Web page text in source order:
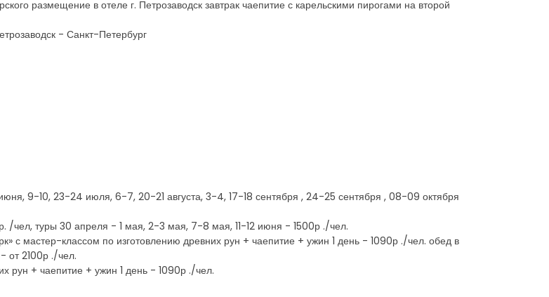
размещение в отеле г. Петрозаводск завтрак чаепитие с карельскими пирогами на второй
- Санкт-Петербург
9-10, 23-24 июля, 6-7, 20-21 августа, 3-4, 17-18 сентября , 24-25 сентября , 08-09 октября
/чел, туры 30 апреля - 1 мая, 2-3 мая, 7-8 мая, 11-12 июня - 1500р ./чел.
с мастер-классом по изготовлению древних рун + чаепитие + ужин 1 день - 1090р ./чел. обед в
от 2100р ./чел.
рун + чаепитие + ужин 1 день - 1090р ./чел.